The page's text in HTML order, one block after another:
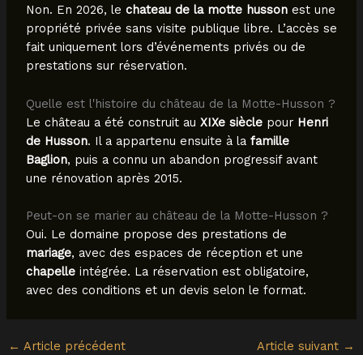
Non. En 2026, le chateau de la motte hussonest une
propriété privée sans visite publique libre. L’accès se
fait uniquement lors d’événements privés ou de
prestations sur réservation.
Quelle est l'histoire du château de la Motte-Husson ?
Le château a été construit au XIXe sièclepour Henri
de Husson. Il a appartenu ensuite à la famille
Baglion, puis a connu un abandon progressif avant
une rénovation après 2015.
Peut-on se marier au château de la Motte-Husson ?
Oui. Le domaine propose des prestations de
mariage, avec des espaces de réception et une
chapelleintégrée. La réservation est obligatoire,
avec des conditions et un devis selon le format.
← Article précédent Article suivant →